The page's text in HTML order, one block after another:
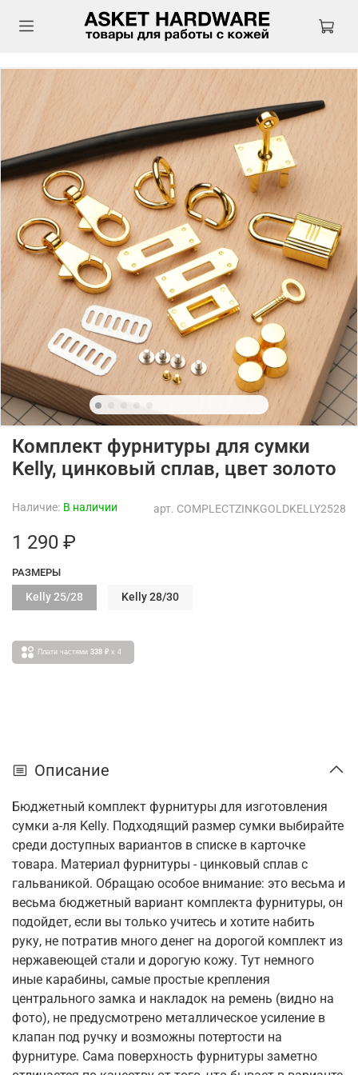
арт. COMPLECTZINKGOLDKELLY2528
Наличие: В наличии
Комплект фурнитуры для сумки
Kelly, цинковый сплав, цвет золото
1 290 ₽
Плати частями 338 ₽ x 4
РАЗМЕРЫ
Kelly 25/28 Kelly 28/30
Описание
Бюджетный комплект фурнитуры для изготовления
сумки а-ля Kelly. Подходящий размер сумки выбирайте
среди доступных вариантов в списке в карточке
товара. Материал фурнитуры - цинковый сплав с
гальваникой. Обращаю особое внимание: это весьма и
весьма бюджетный вариант комплекта фурнитуры, он
подойдет, если вы только учитесь и хотите набить
руку, не потратив много денег на дорогой комплект из
нержавеющей стали и дорогую кожу. Тут немного
иные карабины, самые простые крепления
центрального замка и накладок на ремень (видно на
фото), не предусмотрено металлическое усиление в
клапан под ручку и возможны потертости на
фурнитуре. Сама поверхность фурнитуры заметно